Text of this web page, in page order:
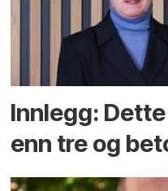
Innlegg:
enn tre og